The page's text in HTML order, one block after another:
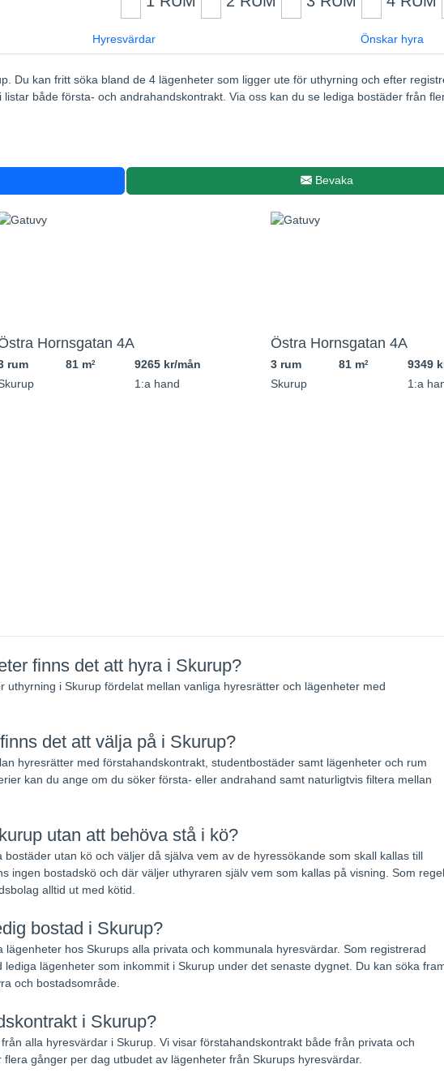
Hyresvärdar Önskar hyra
Du kan fritt söka bland de 4 lägenheter som ligger ute för uthyrning och efter
både första- och andrahandskontrakt. Via oss kan du se lediga bostäder från
Bevaka
Hornsgatan 4A
rum 81 m2
9265 kr/mån
1:a hand
Östra Hornsgatan 4A
3 rum 81 m2
9349
Skurup
1:a
finns det att hyra i Skurup?
uthyrning i Skurup fördelat mellan vanliga hyresrätter och lägenheter med
det att välja på i Skurup?
hyresrätter med förstahandskontrakt, studentbostäder samt lägenheter och rum
kan du ange om du söker första- eller andrahand samt naturligtvis filtera mellan
utan att behöva stå i kö?
utan kö och väljer då själva vem av de hyressökande som skall kallas till
ingen bostadskö och där väljer uthyraren själv vem som kallas på visning. Som regel
alltid ut med kötid.
bostad i Skurup?
hos Skurups alla privata och kommunala hyresvärdar. Som registrerad
lägenheter som inkommit i Skurup under det senaste dygnet. Du kan söka
och bostadsområde.
i Skurup?
alla hyresvärdar i Skurup. Vi visar förstahandskontrakt både från privata och
gånger per dag utbudet av lägenheter från Skurups hyresvärdar.